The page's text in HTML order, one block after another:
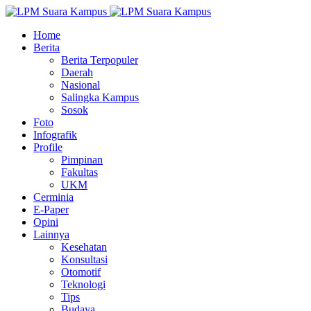
Home
Berita
Berita Terpopuler
Daerah
Nasional
Salingka Kampus
Sosok
Foto
Infografik
Profile
Pimpinan
Fakultas
UKM
Cerminia
E-Paper
Opini
Lainnya
Kesehatan
Konsultasi
Otomotif
Teknologi
Tips